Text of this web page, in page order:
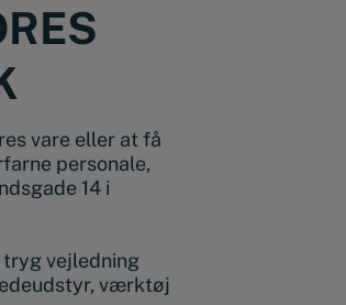
vare eller at få
personale,
14 i
tryg vejledning
værktøj